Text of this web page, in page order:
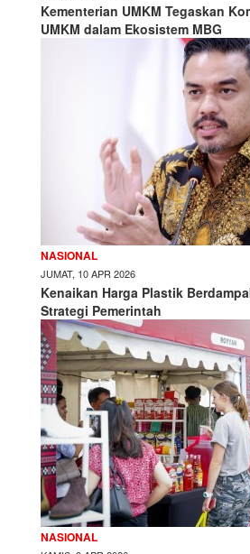
Kementerian UMKM Tegaskan
UMKM dalam Ekosistem MBG
NASIONAL
JUMAT, 10 APR 2026
Kenaikan Harga Plastik
Strategi Pemerintah
NASIONAL